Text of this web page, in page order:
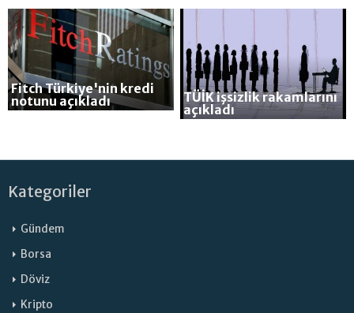
Fitch Türkiye'nin kredi
notunu açıkladı
TÜİK işsizlik rakamlarını
açıkladı
Kategoriler
Gündem
Borsa
Döviz
Kripto